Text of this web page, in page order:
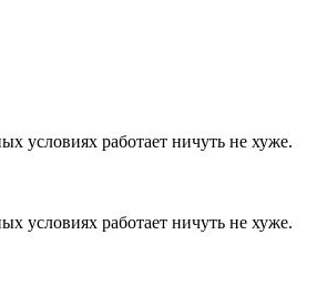
условиях работает ничуть не хуже.
условиях работает ничуть не хуже.